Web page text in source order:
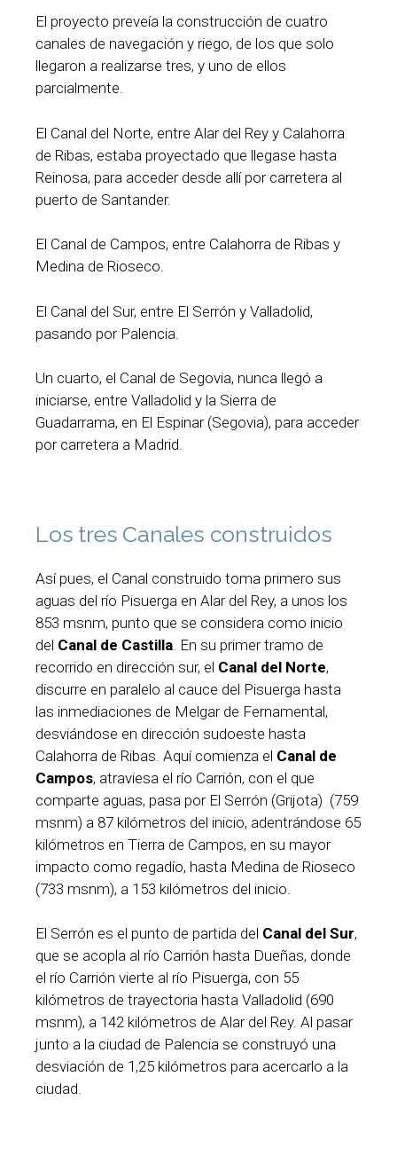
El proyecto preveía la construcción de cuatro
canales de navegación y riego, de los que solo
llegaron a realizarse tres, y uno de ellos
parcialmente.
El Canal del Norte, entre Alar del Rey y Calahorra
de Ribas, estaba proyectado que llegase hasta
Reinosa, para acceder desde allí por carretera al
puerto de Santander.
El Canal de Campos, entre Calahorra de Ribas y
Medina de Rioseco.
El Canal del Sur, entre El Serrón y Valladolid,
pasando por Palencia.
Un cuarto, el Canal de Segovia, nunca llegó a
iniciarse, entre Valladolid y la Sierra de
Guadarrama, en El Espinar (Segovia), para acceder
por carretera a Madrid.
Los tres Canales construidos
Así pues, el Canal construido toma primero sus
aguas del río Pisuerga en Alar del Rey, a unos los
853 msnm, punto que se considera como inicio
del Canal de Castilla . En su primer tramo de
recorrido en dirección sur, el Canal del Norte,
discurre en paralelo al cauce del Pisuerga hasta
las inmediaciones de Melgar de Fernamental,
desviándose en dirección sudoeste hasta
Calahorra de Ribas. Aquí comienza el Canal de
Campos, atraviesa el río Carrión, con el que
comparte aguas, pasa por El Serrón (Grijota) (759
msnm) a 87 kilómetros del inicio, adentrándose 65
kilómetros en Tierra de Campos, en su mayor
impacto como regadío, hasta Medina de Rioseco
(733 msnm), a 153 kilómetros del inicio.
El Serrón es el punto de partida del Canal del Sur,
que se acopla al río Carrión hasta Dueñas, donde
el río Carrión vierte al río Pisuerga, con 55
kilómetros de trayectoria hasta Valladolid (690
msnm), a 142 kilómetros de Alar del Rey. Al pasar
junto a la ciudad de Palencia se construyó una
desviación de 1,25 kilómetros para acercarlo a la
ciudad.